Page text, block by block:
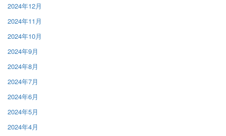
2024年12月
2024年11月
2024年10月
2024年9月
2024年8月
2024年7月
2024年6月
2024年5月
2024年4月